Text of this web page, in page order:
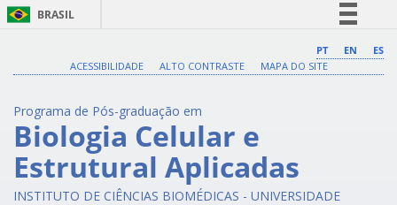
BRASIL
Comunica BR
Legislação
Canais
PT EN
ES
ACESSIBILIDADE
ALTO CONTRASTE MAPA DO SITE
Programa de Pós-graduação em
Biologia Celular e
Estrutural Aplicadas
INSTITUTO DE CIÊNCIAS BIOMÉDICAS - UNIVERSIDADE